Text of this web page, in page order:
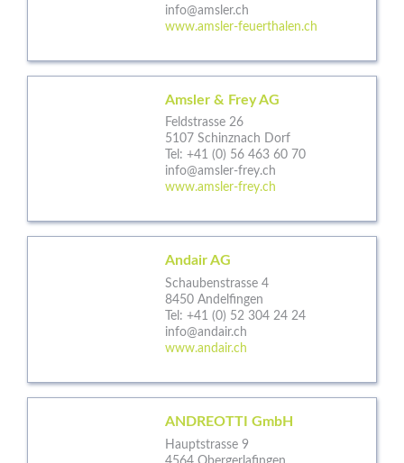
info@amsler.ch
www.amsler-feuerthalen.ch
Amsler & Frey AG
Feldstrasse 26
5107 Schinznach Dorf
Tel: +41 (0) 56 463 60 70
info@amsler-frey.ch
www.amsler-frey.ch
Andair AG
Schaubenstrasse 4
8450 Andelfingen
Tel: +41 (0) 52 304 24 24
info@andair.ch
www.andair.ch
ANDREOTTI GmbH
Hauptstrasse 9